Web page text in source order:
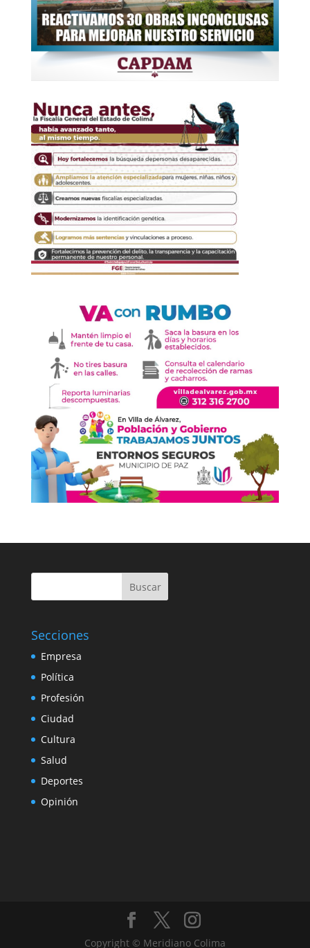
Buscar
Secciones
Empresa
Política
Profesión
Ciudad
Cultura
Salud
Deportes
Opinión
Copyright © Meridiano Colima